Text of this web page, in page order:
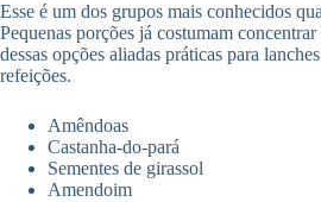
Esse é um dos grupos mais conhecidos
Pequenas porções já costumam
dessas opções aliadas práticas para
refeições.
Amêndoas
Castanha-do-pará
Sementes de girassol
Amendoim